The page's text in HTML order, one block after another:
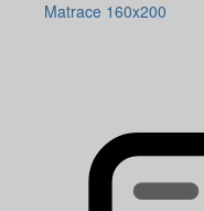
Matrace 160x200